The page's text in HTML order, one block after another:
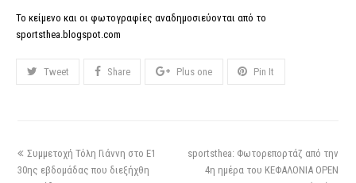
Το κείμενο και οι φωτογραφίες αναδημοσιεύονται από το
sportsthea.blogspot.com
Tweet Share Plus one Pin It
Συμμετοχή Τόλη Γιάννη στο Ε1
30ης εβδομάδας που διεξήχθη
sportsthea: Φωτορεπορτάζ από την
4η ημέρα του ΚΕΦΑΛΟΝΙΑ OPEN